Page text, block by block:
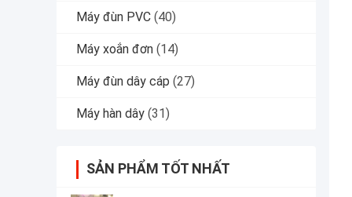
Máy đùn PVC (40)
Máy xoắn đơn (14)
Máy đùn dây cáp (27)
Máy hàn dây (31)
SẢN PHẨM TỐT NHẤT